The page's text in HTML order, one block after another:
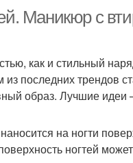
Маникюр с
как и стильный
последних трендов
образ. Лучшие идеи
на ногти
ногтей